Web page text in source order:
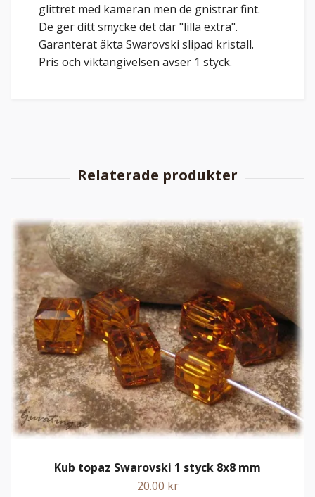
glittret med kameran men de gnistrar fint.
De ger ditt smycke det där "lilla extra".
Garanterat äkta Swarovski slipad kristall.
Pris och viktangivelsen avser 1 styck.
Kub topaz Swarovski 1 styck 8x8 mm
20.00 kr